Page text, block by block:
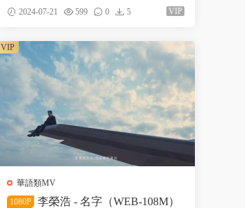
2024-07-21 599 0 5 VIP
華語類MV
1080P
李榮浩 - 名字（WEB-108M）
VIP